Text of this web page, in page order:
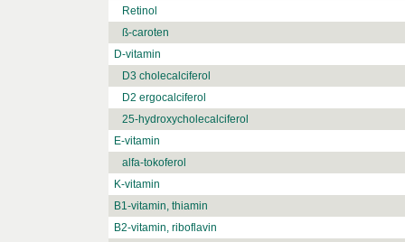
Retinol
ß-caroten
D-vitamin
D3 cholecalciferol
D2 ergocalciferol
25-hydroxycholecalciferol
E-vitamin
alfa-tokoferol
K-vitamin
B1-vitamin, thiamin
B2-vitamin, riboflavin